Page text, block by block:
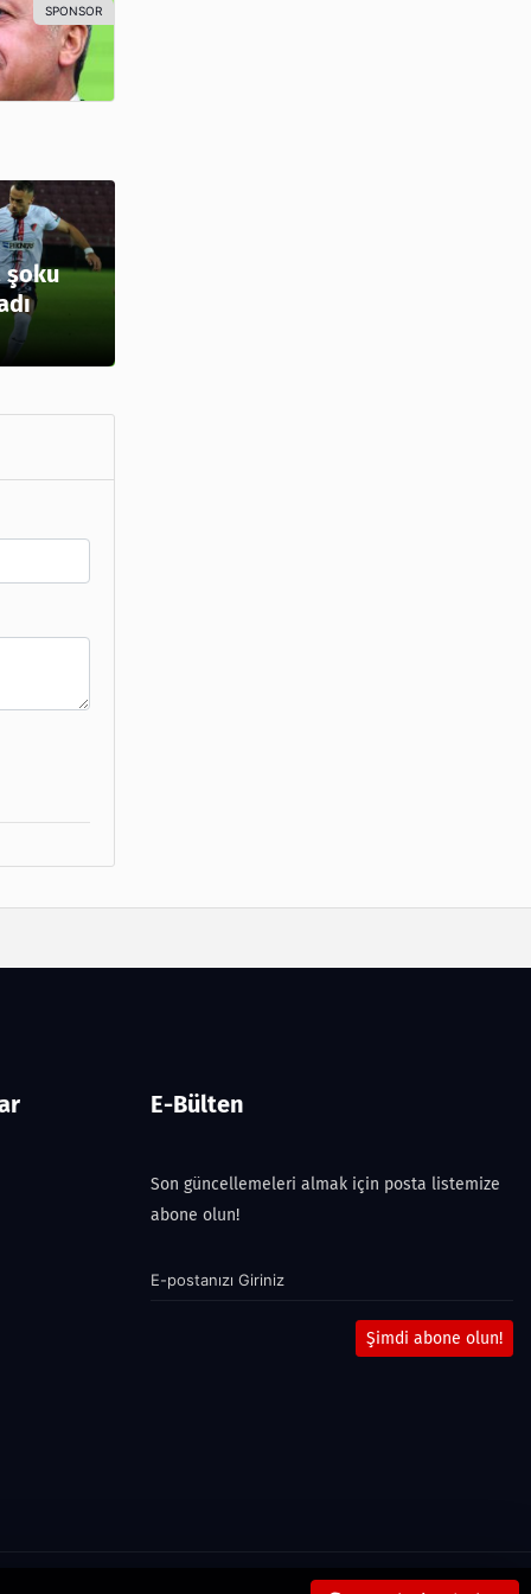
şoku
E-Bülten
Son güncellemeleri almak için posta listemize
abone olun!
Şimdi abone olun!